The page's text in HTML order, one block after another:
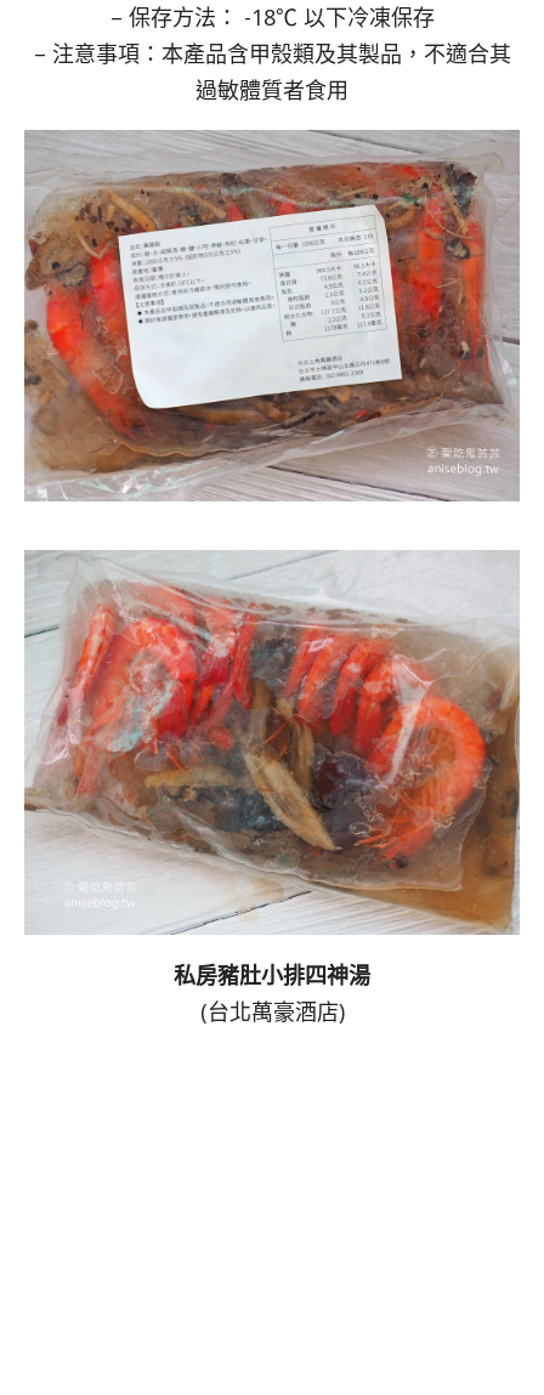
– 保存方法： -18℃ 以下冷凍保存
– 注意事項：本產品含甲殼類及其製品，不適合其
過敏體質者食用
私房豬肚小排四神湯
(台北萬豪酒店)